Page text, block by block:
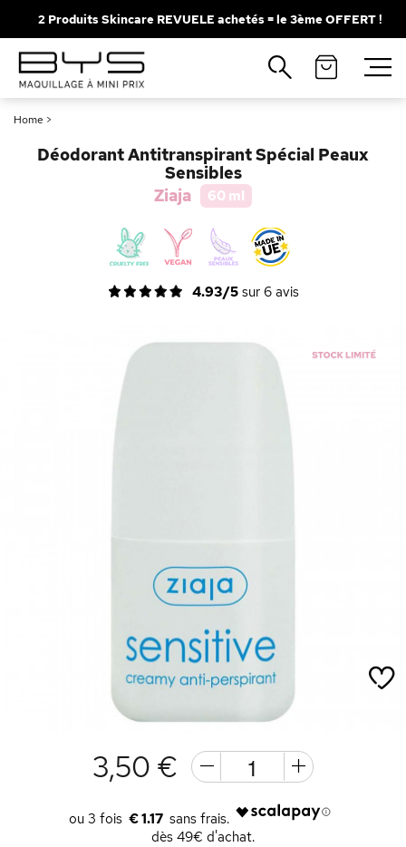
2 Produits Skincare REVUELE achetés = le 3ème OFFERT !
Home >
Déodorant Antitranspirant Spécial Peaux
Sensibles
Ziaja
60 ml
4.93/5sur 6avis
3,50 €
€ 1.17
dès 49€ d'achat.
Fermer
Recherches populaires
Rouge à Lèvres